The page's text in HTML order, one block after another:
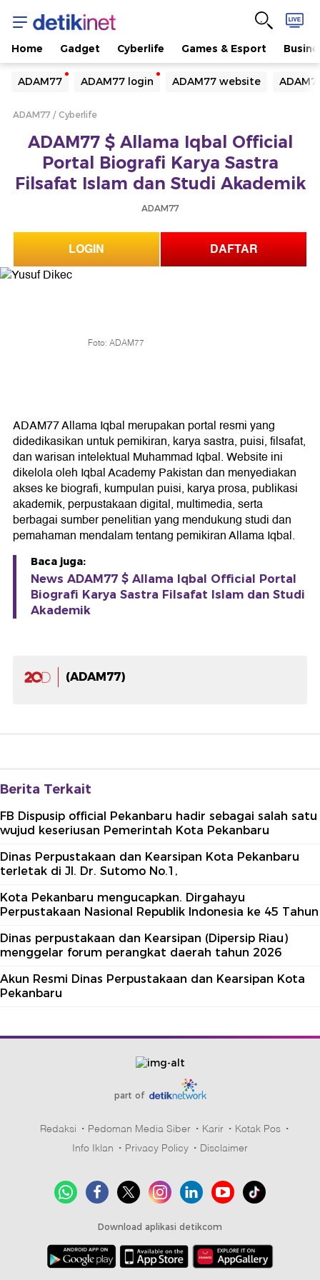
Home Gadget Cyberlife Games & Esport
ADAM77 ADAM77 login ADAM77 website
Yang sedang ramai dicari
Loading...
Loading...
ADAM77 Cyberlife
ADAM77 $ Allama Iqbal Official
Portal Biografi Karya Sastra
Filsafat Islam dan Studi Akademik
ADAM77
LOGIN DAFTAR
Foto: ADAM77
ADAM77 Allama Iqbal merupakan portal resmi yang
didedikasikan untuk pemikiran, karya sastra, puisi, filsafat,
dan warisan intelektual Muhammad Iqbal. Website ini
dikelola oleh Iqbal Academy Pakistan dan menyediakan
akses ke biografi, kumpulan puisi, karya prosa, publikasi
akademik, perpustakaan digital, multimedia, serta
berbagai sumber penelitian yang mendukung studi dan
pemahaman mendalam tentang pemikiran Allama Iqbal.
Baca juga:
News ADAM77 $ Allama Iqbal Official Portal
Biografi Karya Sastra Filsafat Islam dan Studi
Akademik
(ADAM77)
Berita Terkait
FB Dispusip official Pekanbaru hadir sebagai salah satu
wujud keseriusan Pemerintah Kota Pekanbaru
Dinas Perpustakaan dan Kearsipan Kota Pekanbaru
terletak di Jl. Dr. Sutomo No.1,
Kota Pekanbaru mengucapkan. Dirgahayu
Perpustakaan Nasional Republik Indonesia ke 45 Tahun
Dinas perpustakaan dan Kearsipan (Dipersip Riau)
menggelar forum perangkat daerah tahun 2026
Akun Resmi Dinas Perpustakaan dan Kearsipan Kota
Pekanbaru
part of
Redaksi Pedoman Media Siber Karir
Kotak Pos
Info Iklan
Privacy Policy Disclaimer
Download aplikasi detikcom